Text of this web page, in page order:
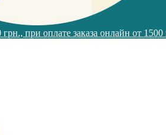
грн., при оплате заказа онлайн от